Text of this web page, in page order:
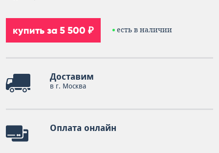
купить за 5 500 ₽ есть в наличии
Доставим
в г. Москва
Оплата онлайн